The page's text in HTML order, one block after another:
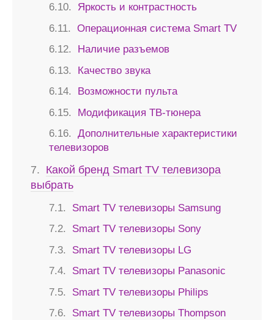
Яркость и контрастность
Операционная система Smart TV
Наличие разъемов
Качество звука
Возможности пульта
Модификация ТВ-тюнера
Дополнительные характеристики
телевизоров
Какой бренд Smart TV телевизора
выбрать
Smart TV телевизоры Samsung
Smart TV телевизоры Sony
Smart TV телевизоры LG
Smart TV телевизоры Panasonic
Smart TV телевизоры Philips
Smart TV телевизоры Thompson